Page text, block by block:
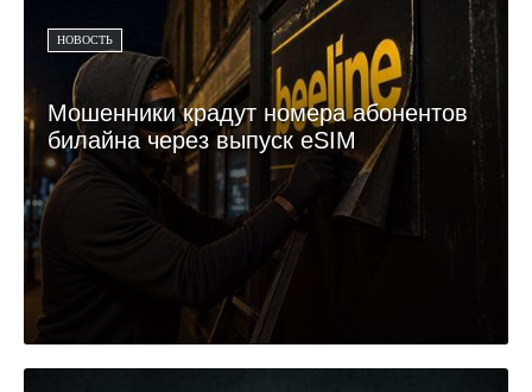
НОВОСТЬ
Мошенники крадут номера абонентов
билайна через выпуск eSIM